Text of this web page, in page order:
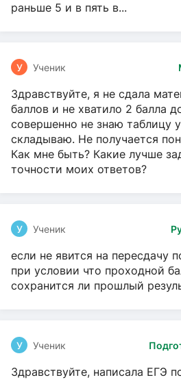
раньше 5 и в пять в...
У Ученик
Здравствуйте, я не сдала
баллов и не хватило 2 балла
совершенно не знаю таблицу
складываю. Не получается
Как мне быть? Какие лучше
точности моих ответов?
У Ученик
если не явится на пересдачу
при условии что проходной
сохранится ли прошлый
У Ученик
Здравствуйте, написала ЕГЭ